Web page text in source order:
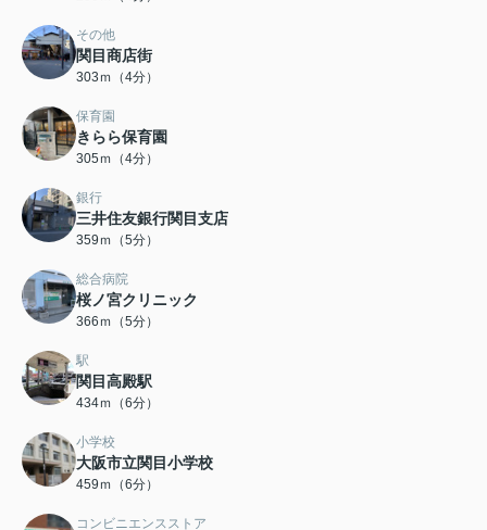
その他
関目商店街
303ｍ（4分）
保育園
きらら保育園
305ｍ（4分）
銀行
三井住友銀行関目支店
359ｍ（5分）
総合病院
桜ノ宮クリニック
366ｍ（5分）
駅
関目高殿駅
434ｍ（6分）
小学校
大阪市立関目小学校
459ｍ（6分）
コンビニエンスストア